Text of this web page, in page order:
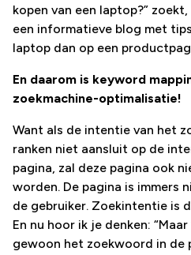
kopen van een laptop?”
een informatieve blog met
laptop dan op een
En daarom is keyword
zoekmachine-optimalisatie!
Want als de intentie van het
ranken niet aansluit op de
pagina, zal deze pagina ook
worden. De pagina is immers
de gebruiker. Zoekintentie is
En nu hoor ik je denken:
gewoon het zoekwoord in de